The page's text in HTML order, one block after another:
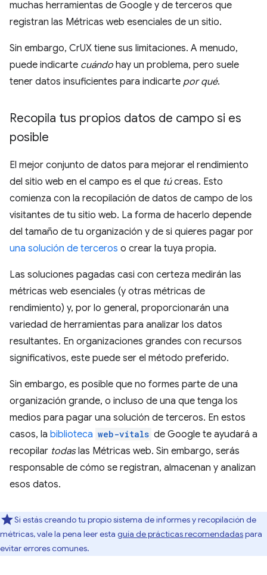
muchas herramientas de Google y de terceros que
registran las Métricas web esenciales de un sitio.
Sin embargo, CrUX tiene sus limitaciones. A menudo,
puede indicarte cuándo hay un problema, pero suele
tener datos insuficientes para indicarte por qué.
Recopila tus propios datos de campo si es
posible
El mejor conjunto de datos para mejorar el rendimiento
del sitio web en el campo es el que túcreas. Esto
comienza con la recopilación de datos de campo de los
visitantes de tu sitio web. La forma de hacerlo depende
del tamaño de tu organización y de si quieres pagar por
una solución de terceros o crear la tuya propia.
Las soluciones pagadas casi con certeza medirán las
métricas web esenciales (y otras métricas de
rendimiento) y, por lo general, proporcionarán una
variedad de herramientas para analizar los datos
resultantes. En organizaciones grandes con recursos
significativos, este puede ser el método preferido.
Sin embargo, es posible que no formes parte de una
organización grande, o incluso de una que tenga los
medios para pagar una solución de terceros. En estos
casos, la biblioteca web-vitals de Google te ayudará a
recopilar todaslas Métricas web. Sin embargo, serás
responsable de cómo se registran, almacenan y analizan
esos datos.
Si estás creando tu propio sistema de informes y recopilación de
métricas, vale la pena leer esta guía de prácticas recomendadaspara
evitar errores comunes.